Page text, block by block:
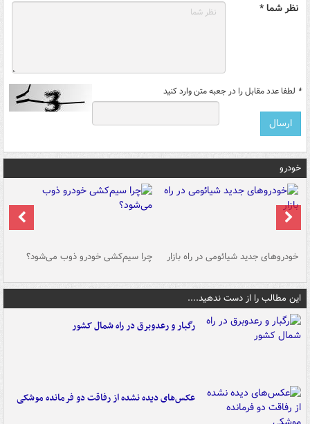
نظر شما *
* لطفا عدد مقابل را در جعبه متن وارد کنید
خودرو
خودروهای جدید شیائومی در راه بازار چرا سیم‌کشی خودرو ذوب می‌شود؟
این مطالب را از دست ندهید....
رگبار و رعدوبرق در راه شمال کشور
عکس‌های دیده نشده از رفاقت دو فرمانده‌ موشکی